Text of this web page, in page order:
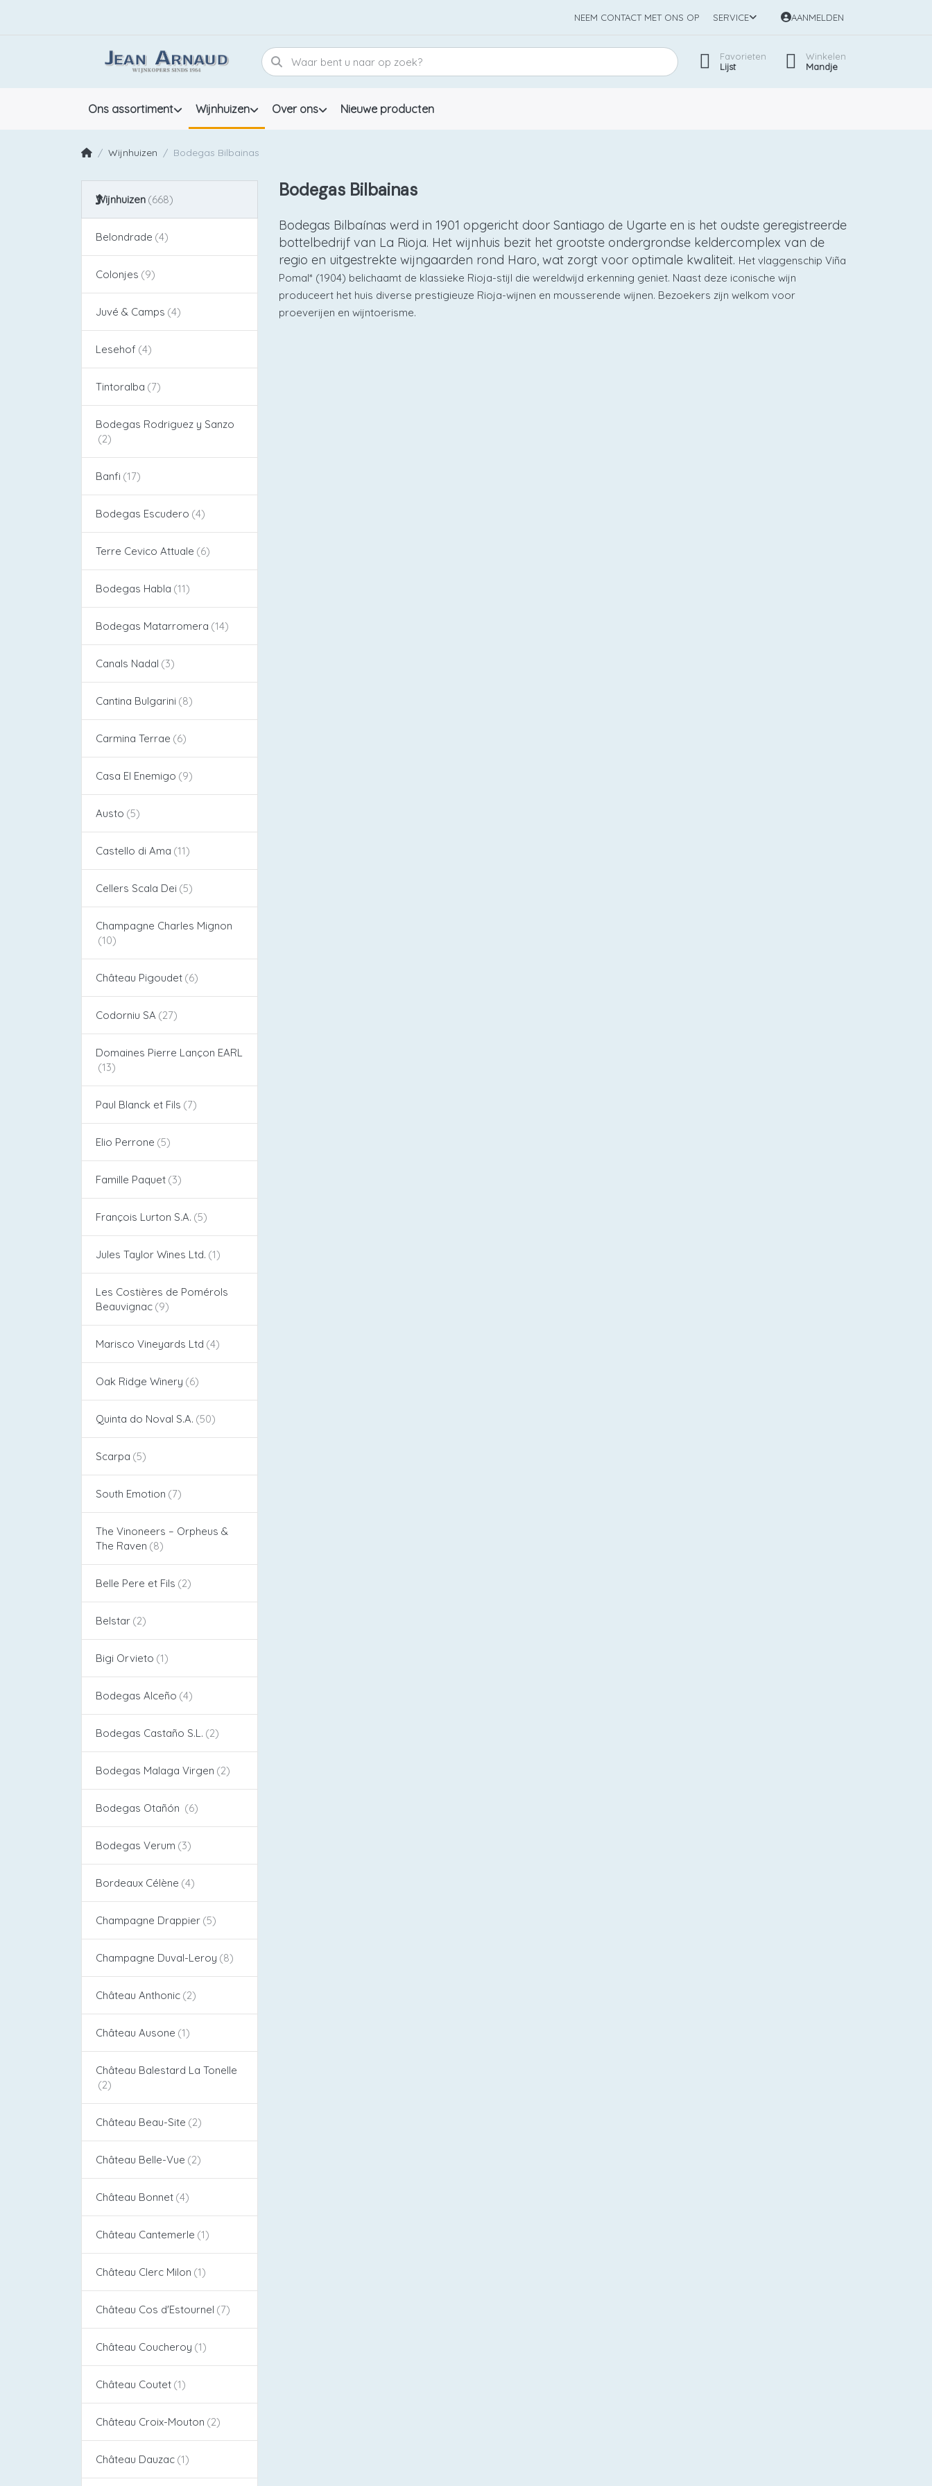
NEEM CONTACT MET ONS OP SERVICE AANMELDEN
Favorieten
Lijst
Winkelen
Mandje
Ons assortiment Wijnhuizen Over ons Nieuwe producten
Wijnhuizen Bodegas Bilbainas
Wijnhuizen
Belondrade
Colonjes
Juvé & Camps
Lesehof
Tintoralba
Bodegas Rodriguez y Sanzo
Banfi
Bodegas Escudero
Terre Cevico Attuale
Bodegas Habla
Bodegas Matarromera
Canals Nadal
Cantina Bulgarini
Carmina Terrae
Casa El Enemigo
Austo
Castello di Ama
Cellers Scala Dei
Champagne Charles Mignon
Château Pigoudet​
Codorniu SA
Domaines Pierre Lançon EARL
Paul Blanck et Fils
Elio Perrone
Famille Paquet
François Lurton S.A.
Jules Taylor Wines Ltd.
Les Costières de Pomérols
Beauvignac
Marisco Vineyards Ltd
Oak Ridge Winery
Quinta do Noval S.A.
Scarpa
South Emotion
The Vinoneers – Orpheus &
The Raven
Belle Pere et Fils
Belstar
Bigi Orvieto
Bodegas Alceño​
Bodegas Castaño S.L.
Bodegas Malaga Virgen
Bodegas Otañón
Bodegas Verum
Bordeaux Célène
Champagne Drappier
Champagne Duval-Leroy
Château Anthonic
Château Ausone
Château Balestard La Tonelle
Château Beau-Site
Château Belle-Vue
Château Bonnet
Château Cantemerle
Château Clerc Milon
Château Cos d'Estournel​
Château Coucheroy
Château Coutet
Château Croix-Mouton
Château Dauzac
Bodegas Bilbainas
Bodegas Bilbaínas werd in 1901 opgericht door Santiago de Ugarte en is het oudste geregistreerde
bottelbedrijf van La Rioja. Het wijnhuis bezit het grootste ondergrondse keldercomplex van de
regio en uitgestrekte wijngaarden rond Haro, wat zorgt voor optimale kwaliteit. Het vlaggenschip Viña
Pomal* (1904) belichaamt de klassieke Rioja-stijl die wereldwijd erkenning geniet. Naast deze iconische wijn
produceert het huis diverse prestigieuze Rioja-wijnen en mousserende wijnen. Bezoekers zijn welkom voor
proeverijen en wijntoerisme.